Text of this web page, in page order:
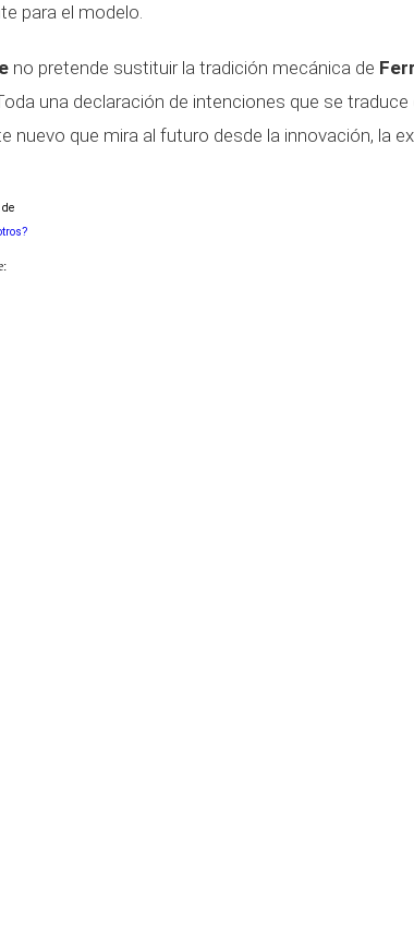
para el modelo.
no pretende sustituir la tradición mecánica de
una declaración de intenciones que se traduce
nuevo que mira al futuro desde la innovación, la
de